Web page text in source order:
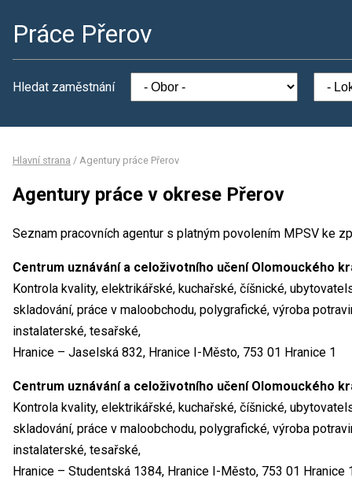
Práce Přerov
Hledat zaměstnání
Hlavní strana / Agentury práce Přerov
Agentury práce v okrese Přerov
Seznam pracovních agentur s platným povolením MPSV ke
Centrum uznávání a celoživotního učení Olomouckého
Kontrola kvality, elektrikářské, kuchařské, číšnické,
skladování, práce v maloobchodu, polygrafické, výroba
instalaterské, tesařské,
Hranice – Jaselská 832, Hranice I-Město, 753 01 Hranice 1
Centrum uznávání a celoživotního učení Olomouckého
Kontrola kvality, elektrikářské, kuchařské, číšnické,
skladování, práce v maloobchodu, polygrafické, výroba
instalaterské, tesařské,
Hranice – Studentská 1384, Hranice I-Město, 753 01 Hranice